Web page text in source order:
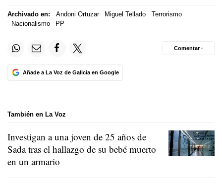
Archivado en: Andoni Ortuzar Miguel Tellado
Terrorismo
Nacionalismo
PP
Añade a La Voz de Galicia en Google
Comentar ·
También en La Voz
Investigan a una joven de 25 años de
Sada tras el hallazgo de su bebé muerto
en un armario